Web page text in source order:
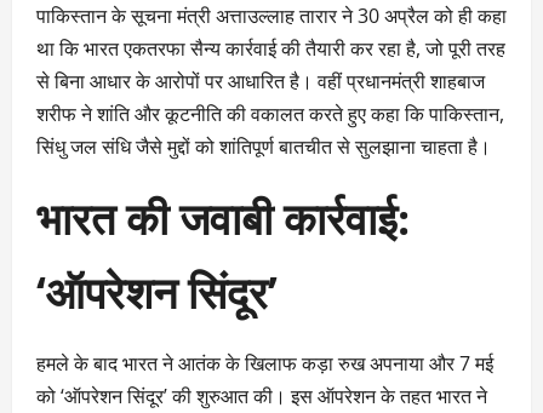
पाकिस्तान के सूचना मंत्री अत्ताउल्लाह तारार ने 30 अप्रैल को ही कहा
था कि भारत एकतरफा सैन्य कार्रवाई की तैयारी कर रहा है, जो पूरी तरह
से बिना आधार के आरोपों पर आधारित है। वहीं प्रधानमंत्री शाहबाज
शरीफ ने शांति और कूटनीति की वकालत करते हुए कहा कि पाकिस्तान,
सिंधु जल संधि जैसे मुद्दों को शांतिपूर्ण बातचीत से सुलझाना चाहता है।
भारत की जवाबी कार्रवाई:
‘ऑपरेशन सिंदूर’
हमले के बाद भारत ने आतंक के खिलाफ कड़ा रुख अपनाया और 7 मई
को ‘ऑपरेशन सिंदूर’ की शुरुआत की। इस ऑपरेशन के तहत भारत ने